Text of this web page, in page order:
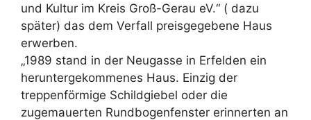
und Kultur im Kreis Groß-Gerau eV.“ ( dazu
später) das dem Verfall preisgegebene Haus
erwerben.
„1989 stand in der Neugasse in Erfelden ein
heruntergekommenes Haus. Einzig der
treppenförmige Schildgiebel oder die
zugemauerten Rundbogenfenster erinnerten an